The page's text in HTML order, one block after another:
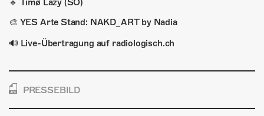
🔹 Timø Lazy (SO)
🎨 YES Arte Stand: NAKD_ART by Nadia
🔊 Live-Übertragung auf radiologisch.ch
PRESSEBILD